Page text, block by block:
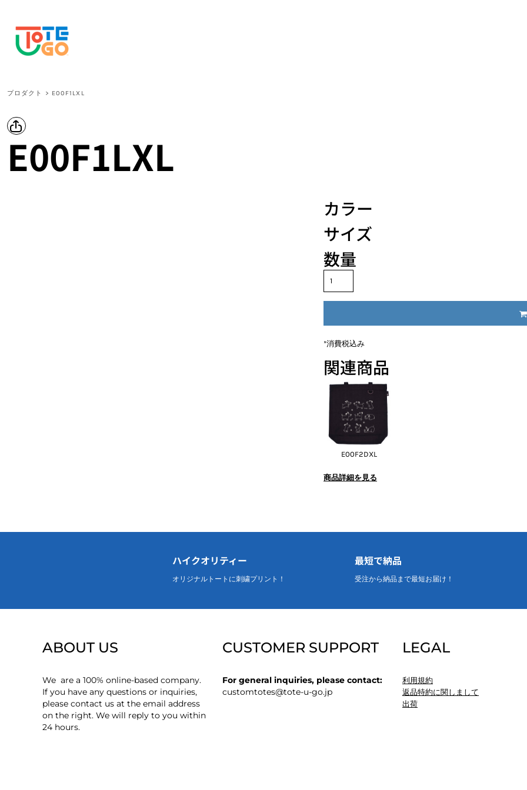
プロダクト > E00F1LXL
E00F1LXL
カラー
サイズ
数量
*消費税込み
関連商品
E00F2DXL
商品詳細を見る
ハイクオリティー
オリジナルトートに刺繍プリント！
最短で納品
受注から納品まで最短お届け！
ABOUT US
We are a 100% online-based company.
If you have any questions or inquiries,
please contact us at the email address
on the right. We will reply to you within
24 hours.
CUSTOMER SUPPORT
For general inquiries, please contact:
customtotes@tote-u-go.jp
LEGAL
利用規約
返品特約に関しまして
出荷
ログイン
新規会員登録